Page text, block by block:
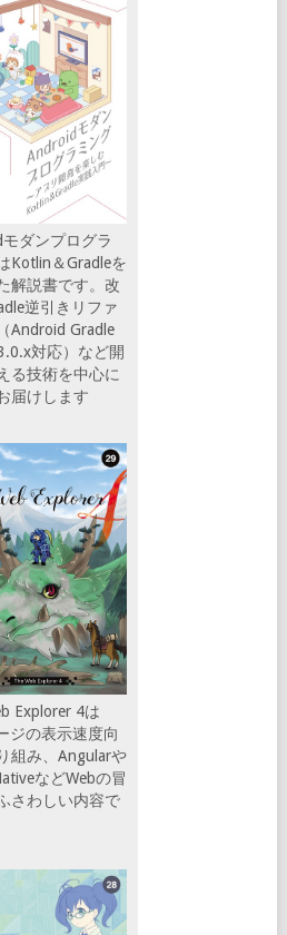
ダンプログラ
Kotlin＆Gradleを
解説書です。改
逆引きリファ
Android Gradle
対応）など開
る技術を中心に
届けします
Explorer 4は
ジの表示速度向
組み、Angularや
などWebの冒
さわしい内容で